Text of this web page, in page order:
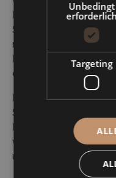
Betreiber der Seiten
Seiten wurden zum
mögliche
Inhalte waren zum
erkennbar.
Eine permanente
Seiten ist jedoch ohne
Rechtsverletzung
von
umgehend entfernen.
Unbedingt
Targeting